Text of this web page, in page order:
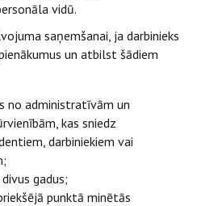
vidū.
saņemšanai, ja darbinieks
un atbilst šādiem
no administratīvām un
kas sniedz
darbiniekiem vai
gadus;
punktā minētās